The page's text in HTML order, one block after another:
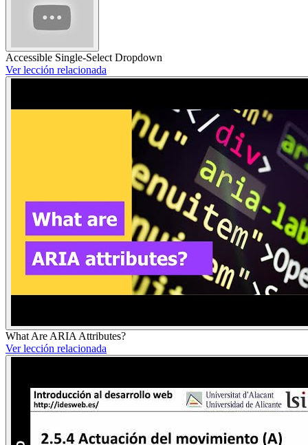
Accessible Single-Select Dropdown
Ver lección relacionada
What Are ARIA Attributes?
Ver lección relacionada